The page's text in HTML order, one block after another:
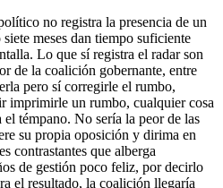
no registra la presencia de un
meses dan tiempo suficiente
Lo que sí registra el radar son
de la coalición gobernante, entre
pero sí corregirle el rumbo,
imprimirle un rumbo, cualquier cosa
témpano. No sería la peor de las
su propia oposición y dirima en
contrastantes que alberga
de gestión poco feliz, por decirlo
el resultado, la coalición llegaría